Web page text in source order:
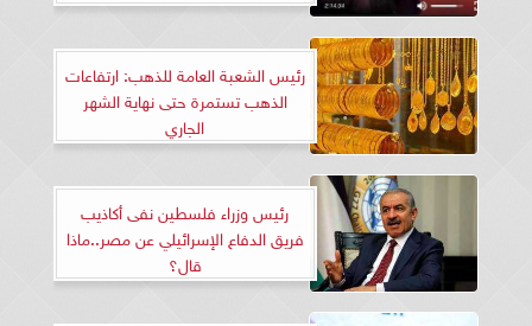
رئيس الشعبة العامة للذهب: ارتفاعات
الذهب تستمرة حتى نهاية الشهر
الجاري
رئيس وزراء فلسطين نفى أكاذيب
فريق الدفاع الإسرائيلي عن مصر..ماذا
قال؟